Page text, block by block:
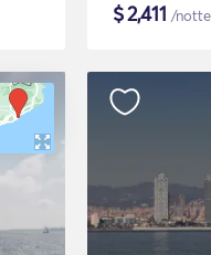
$2,411 /notte